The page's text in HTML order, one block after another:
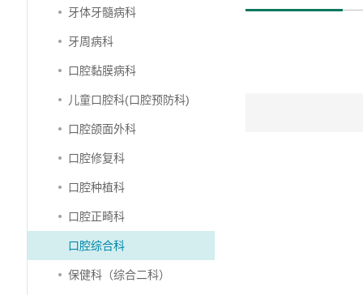
牙体牙髓病科
牙周病科
口腔黏膜病科
儿童口腔科(口腔预防科)
口腔颌面外科
口腔修复科
口腔种植科
口腔正畸科
口腔综合科
保健科（综合二科）